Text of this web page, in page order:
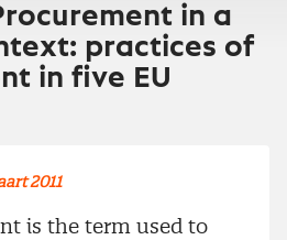
in a
practices of
in five EU
2011
is the term used to